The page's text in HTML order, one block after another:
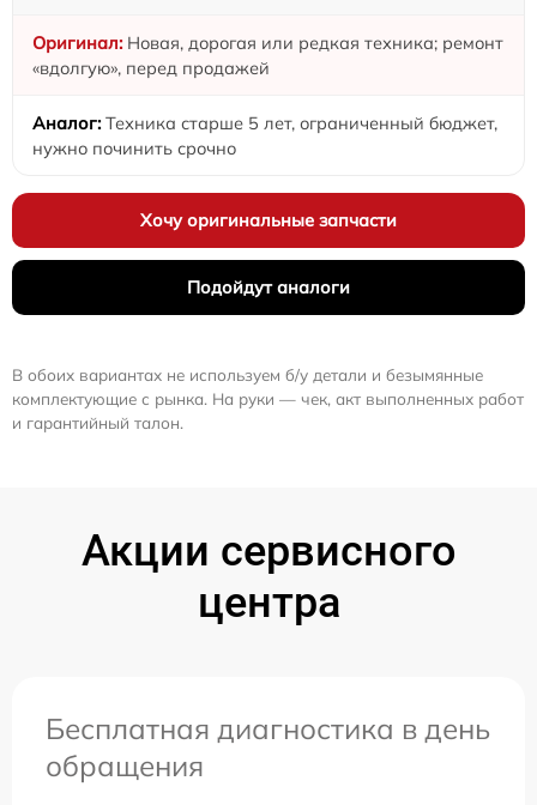
Новая, дорогая или редкая техника; ремонт
«вдолгую», перед продажей
Техника старше 5 лет, ограниченный бюджет,
нужно починить срочно
Хочу оригинальные запчасти
Подойдут аналоги
В обоих вариантах не используем б/у детали и безымянные
комплектующие с рынка. На руки — чек, акт выполненных работ
и гарантийный талон.
Акции сервисного
центра
Бесплатная диагностика в день
обращения